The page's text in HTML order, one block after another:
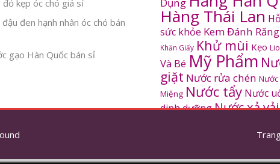
đỏ kẹp óc chó giá sỉ
đậu đen hạnh nhân óc chó bán
gạo Hàn Quốc bán sỉ
Hàng Thái Lan
sức khỏe Kem Đánh Răng
Khăn Giấy Khử mùi Kẹo
Và Bé Mỹ Phẩm
giặt Nước rửa chén Nước
Miệng Nước tẩy Nước
dinh dưỡngNước xả vải
Sâm Hàn Quốc